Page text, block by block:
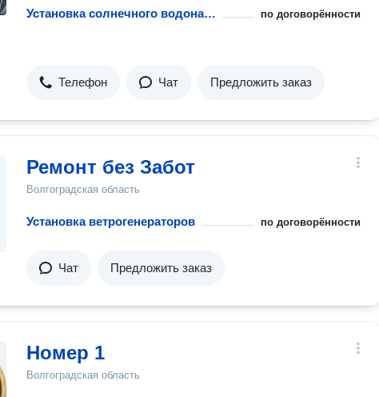
Установка солнечного водонагревателя по договорённости
Телефон Чат Предложить заказ
Ремонт без Забот
Волгоградская область
Установка ветрогенераторов по договорённости
Чат Предложить заказ
Номер 1
Волгоградская область